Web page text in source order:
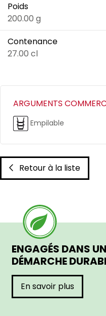
Poids
200.00 g
Contenance
27.00 cl
ARGUMENTS
Empilable
Retour à la liste
ENGAGÉS DANS
DÉMARCHE
En savoir plus